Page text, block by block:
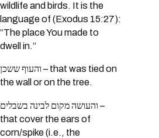
wildlife and birds. It is the
language of (Exodus 15:27):
“The place You made to
dwell in.”
והעוף ששכן – that was tied on
the wall or on the tree.
והעושה מקום לבינה בשבלים –
that cover the ears of
corn/spike (i.e., the